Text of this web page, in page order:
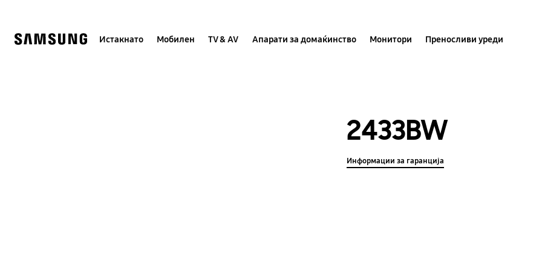
Истакнато Мобилен TV & AV Апарати за домаќинство Монитори Преносливи уреди
2433BW
Информации за гаранција